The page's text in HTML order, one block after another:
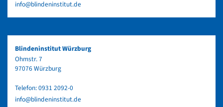
info@blindeninstitut.de
Blindeninstitut Würzburg
Ohmstr. 7
97076 Würzburg
Telefon:0931 2092-0
info@blindeninstitut.de